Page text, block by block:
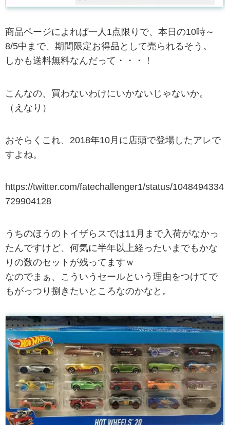
商品ページによれば一人1点限りで、本日の10時～
8/5中まで、期間限定お得品として売られるそう。
しかも送料無料なんだって・・・！
こんなの、買わないわけにいかないじゃないか。
（えなり）
おそらくこれ、2018年10月に店頭で登場したアレで
すよね。
https://twitter.com/fatechallenger1/status/1048494334
729904128
うちのほうのトイザらスでは11月まで入荷がなかっ
たんですけど、何気に半年以上経ったいまでもかな
りの数のセットが残ってますｗ
なのでまぁ、こういうセールという理由をつけてで
もがっつり捌きたいところなのかなと。